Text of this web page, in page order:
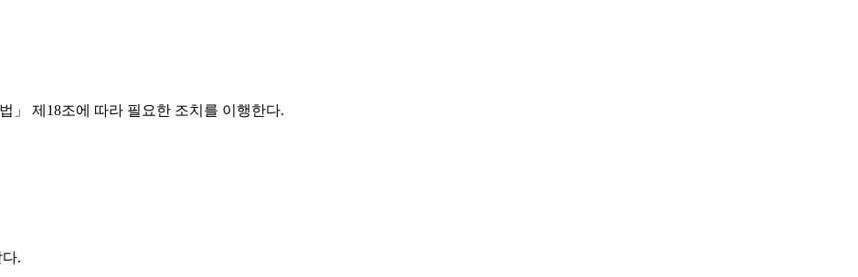
」 제18조에 따라 필요한 조치를 이행한다.
.